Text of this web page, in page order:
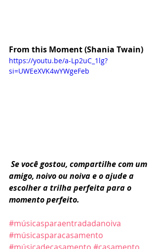
From this Moment (Shania Twain)
https://youtu.be/a-Lp2uC_1lg?
si=UWEeXVK4wYWgeFeb
Se você gostou, compartilhe com um
amigo, noivo ou noiva e o ajude a
escolher a trilha perfeita para o
momento perfeito.
#músicasparaentradadanoiva
#músicasparacasamento